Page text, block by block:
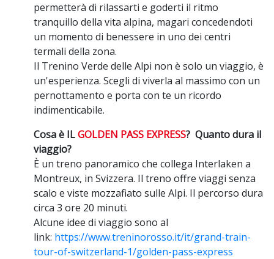
permetterà di rilassarti e goderti il ritmo
tranquillo della vita alpina, magari concedendoti
un momento di benessere in uno dei centri
termali della zona.
Il Trenino Verde delle Alpi non è solo un viaggio, è
un'esperienza. Scegli di viverla al massimo con un
pernottamento e porta con te un ricordo
indimenticabile.
Cosa è ILGOLDEN PASS EXPRESS? Quanto dura il
viaggio?
È un treno panoramico che collega Interlaken a
Montreux, in Svizzera. Il treno offre viaggi senza
scalo e viste mozzafiato sulle Alpi. Il percorso dura
circa 3 ore 20 minuti.
Alcune idee di viaggio sono al
link: https://www.treninorosso.it/it/grand-train-
tour-of-switzerland-1/golden-pass-express